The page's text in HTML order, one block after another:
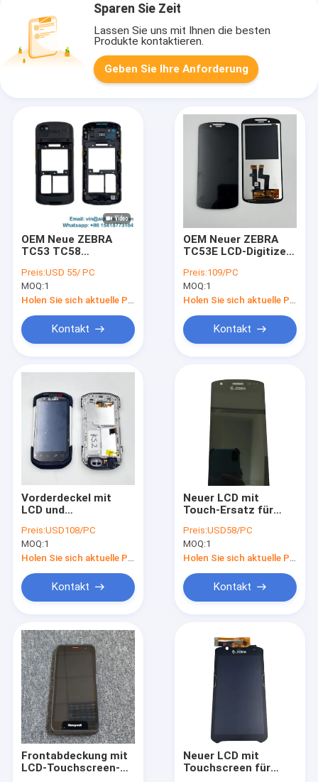
Startseite
Produkte
Über uns
Sparen Sie Zeit
Lassen Sie uns mit Ihnen die besten
Produkte kontaktieren.
Geben Sie Ihre Anforderung
OEM Neue ZEBRA
TC53 TC58
Kopfhöreranschluss
für Version A;
Seitenknopf,
Scannerobjektiv sind
alle enthalten
Preis:USD 55/ PC
MOQ:1
Kontakt
OEM Neuer ZEBRA
TC53E LCD-Digitizer
Montage für TC53E
Mobilcomputer 6 Zoll
Bildschirm mit 1080 x
Preis:109/PC
MOQ:1
Kontakt
Vorderdeckel mit
LCD und
Zebra TC77 KS2
Version
Preis:USD108/PC
MOQ:1
Kontakt
Neuer LCD mit
Touch-Ersatz für
(mit Kamera Loch)
Preis:USD58/PC
MOQ:1
Kontakt
Frontabdeckung mit
LCD-Touchscreen-
Neuer LCD mit
Touchscreen für